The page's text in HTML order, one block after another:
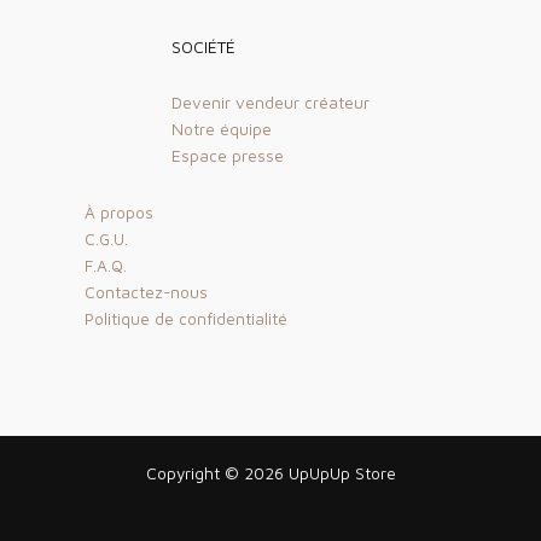
SOCIÉTÉ
Devenir vendeur créateur
Notre équipe
Espace presse
À propos
C.G.U.
F.A.Q.
Contactez-nous
Politique de confidentialité
Copyright © 2026 UpUpUp Store